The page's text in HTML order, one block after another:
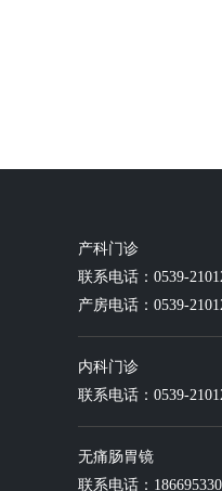
产科门诊
联系电话：0539-
产房电话：0539-
内科门诊
联系电话：0539-
无痛肠胃镜
联系电话：